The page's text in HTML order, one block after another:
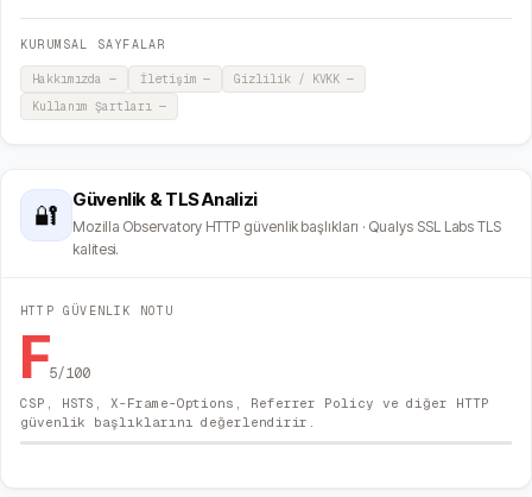
KURUMSAL SAYFALAR
Hakkımızda — İletişim — Gizlilik / KVKK —
Kullanım Şartları —
🔐
Güvenlik & TLS Analizi
Mozilla Observatory HTTP güvenlik başlıkları · Qualys SSL Labs TLS
kalitesi.
HTTP GÜVENLIK NOTU
F5/100
CSP, HSTS, X-Frame-Options, Referrer Policy ve diğer HTTP
güvenlik başlıklarını değerlendirir.